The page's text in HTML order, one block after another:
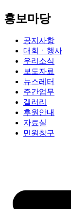
홍보마당
공지사항
대회ㆍ행사
우리소식
보도자료
뉴스레터
주간업무
갤러리
후원안내
자료실
민원창구